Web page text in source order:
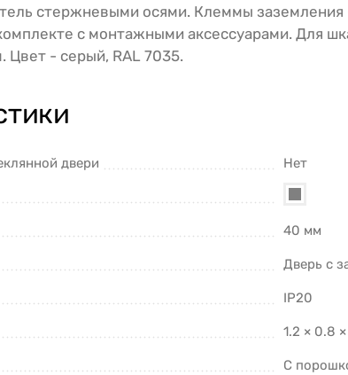
стержневыми осями. Клеммы
с монтажными аксессуарами. Для
Цвет - серый, RAL 7035.
двери Нет
40 мм
Дверь с
IP20
1.2 × 0.8
С